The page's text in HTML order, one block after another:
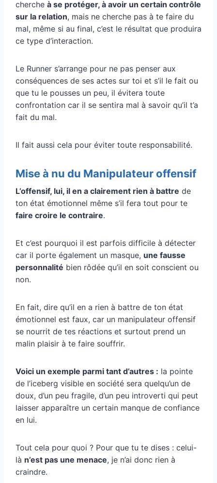
cherche à se protéger, à avoir un certain contrôle
sur la relation, mais ne cherche pas à te faire du
mal, même si au final, c’est le résultat que produira
ce type d’interaction.
Le Runner s’arrange pour ne pas penser aux
conséquences de ses actes sur toi et s’il le fait ou
que tu le pousses un peu, il évitera toute
confrontation car il se sentira mal à savoir qu’il t’a
fait du mal.
Il fait aussi cela pour éviter toute responsabilité.
Mise à nu du Manipulateur offensif
L’offensif, lui, il en a clairement rien à battre de
ton état émotionnel même s’il fera tout pour te
faire croire le contraire.
Et c’est pourquoi il est parfois difficile à détecter
car il porte également un masque, une fausse
personnalité bien rôdée qu’il en soit conscient ou
non.
En fait, dire qu’il en a rien à battre de ton état
émotionnel est faux, car un manipulateur offensif
se nourrit de tes réactions et surtout prend un
malin plaisir à te faire souffrir.
Voici un exemple parmi tant d’autres : la pointe
de l’iceberg visible en société sera quelqu’un de
doux, d’un peu fragile, d’un peu introverti qui peut
laisser apparaître un certain manque de confiance
en lui.
Tout cela pour quoi ? Pour que tu te dises : celui-
là n’est pas une menace, je n’ai donc rien à
craindre.